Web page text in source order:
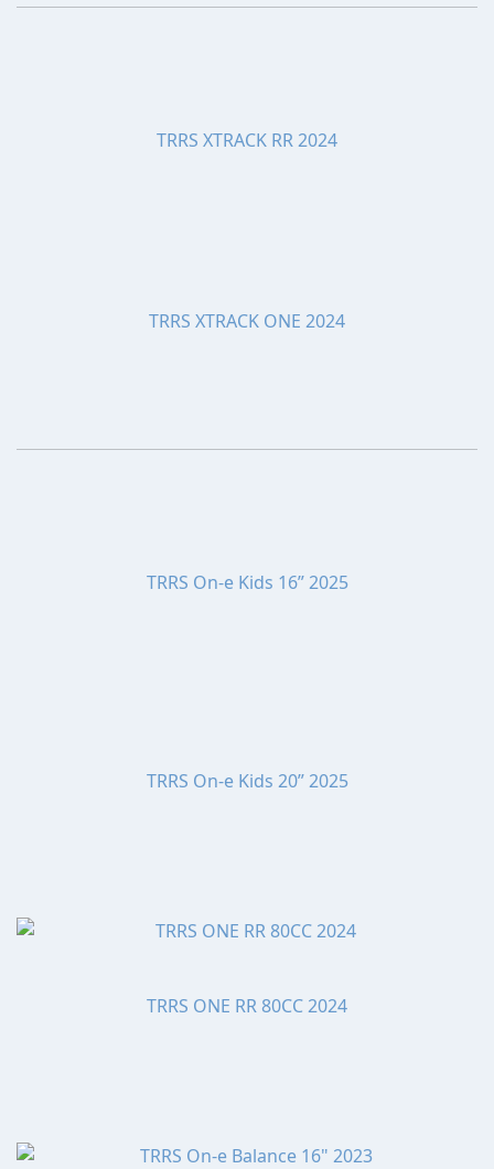
TRRS XTRACK RR 2024
TRRS XTRACK ONE 2024
TRRS On-e Kids 16” 2025
TRRS On-e Kids 20” 2025
TRRS ONE RR 80CC 2024